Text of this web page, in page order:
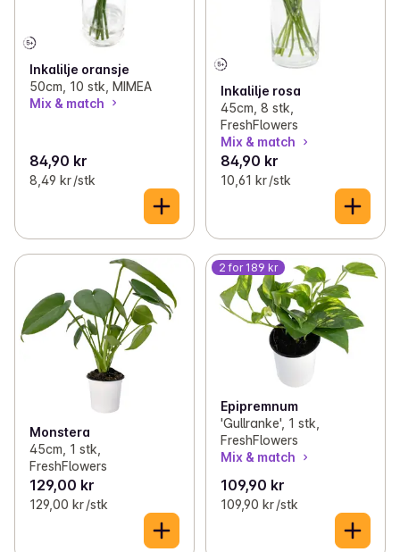
Inkalilje oransje
50cm, 10 stk, MIMEA
Mix & match
84,90 kr
8,49 kr /stk
Inkalilje rosa
45cm, 8 stk,
FreshFlowers
Mix & match
84,90 kr
10,61 kr /stk
Monstera
45cm, 1 stk,
FreshFlowers
129,00 kr
129,00 kr /stk
2 for 189 kr
Epipremnum
'Gullranke', 1 stk,
FreshFlowers
Mix & match
109,90 kr
109,90 kr /stk